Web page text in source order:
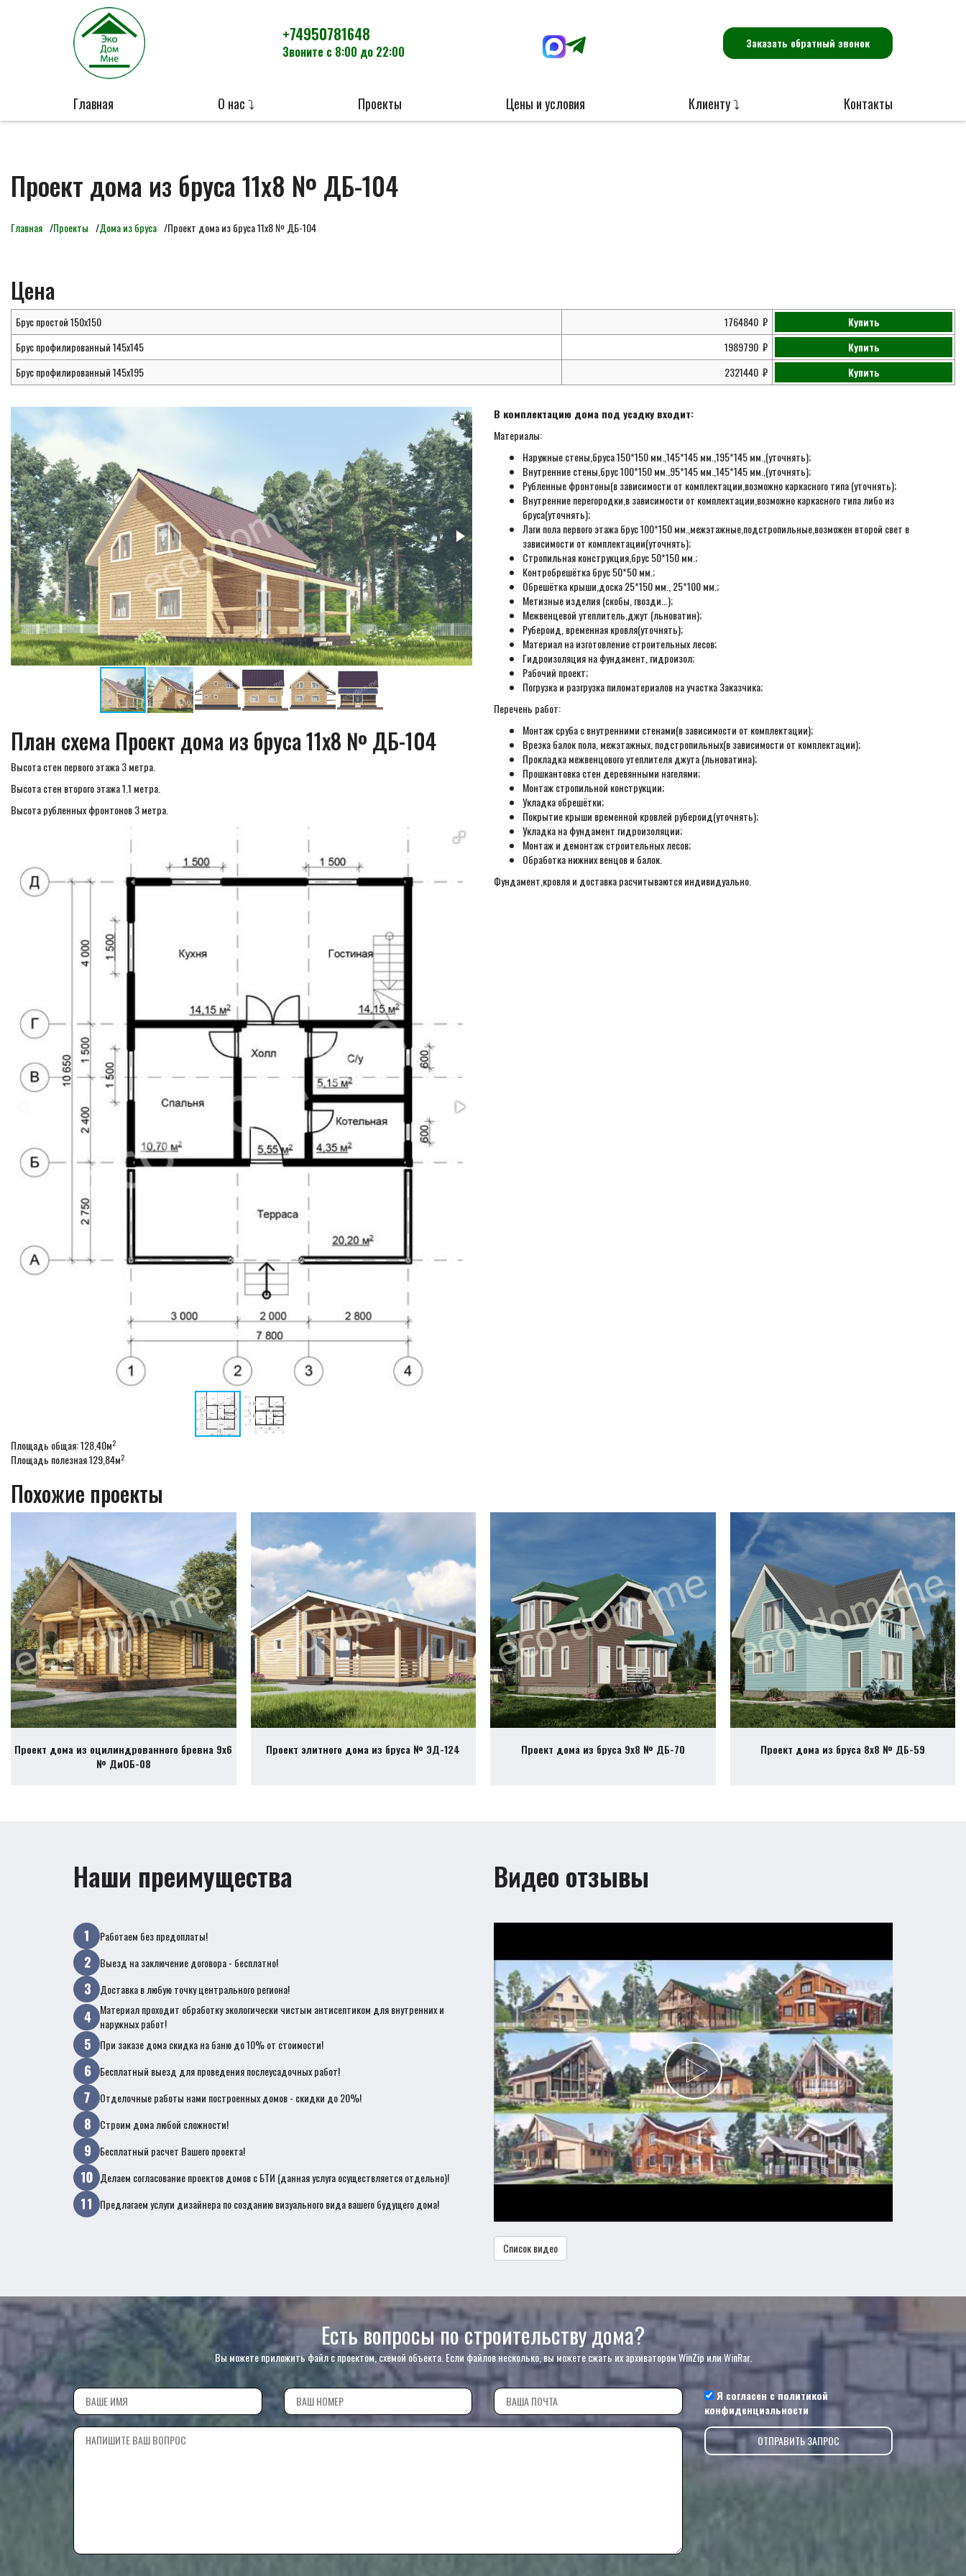
+74950781648
Звоните с 8:00 до 22:00
Заказать обратный звонок
Главная О нас ⤵ Проекты Цены и условия Клиенту ⤵ Контакты
Проект дома из бруса 11х8 № ДБ-104
Главная Проекты Дома из бруса Проект дома из бруса 11х8 № ДБ-104
Цена
Брус простой 150х150 1764840
Купить
Брус профилированный 145х145
1989790
Купить
Брус профилированный 145х195
2321440 Купить
План схема Проект дома из бруса 11х8 № ДБ-104
Высота стен первого этажа 3 метра.
Высота стен второго этажа 1.1 метра.
Высота рубленных фронтонов 3 метра.
В комплектацию дома под усадку входит:
Материалы:
Наружные стены,бруса 150*150 мм.,145*145 мм.,195*145 мм.,(уточнять);
Внутренние стены,брус 100*150 мм.,95*145 мм.,145*145 мм.,(уточнять);
Рубленные фронтоны(в зависимости от комплектации,возможно каркасного типа (уточнять);
Внутренние перегородки,в зависимости от комплектации,возможно каркасного типа либо из
бруса(уточнять);
Лаги пола первого этажа брус 100*150 мм.,межэтажные,подстропильные,возможен второй свет в
зависимости от комплектации(уточнять);
Стропильная конструкция,брус 50*150 мм.;
Контробрешётка брус 50*50 мм.;
Обрешётка крыши,доска 25*150 мм., 25*100 мм.;
Метизные изделия (скобы, гвозди...);
Межвенцевой утеплитель,джут (льноватин);
Рубероид, временная кровля(уточнять);
Материал на изготовление строительных лесов;
Гидроизоляция на фундамент, гидроизол;
Рабочий проект;
Погрузка и разгрузка пиломатериалов на участка Заказчика;
Перечень работ:
Монтаж сруба с внутренними стенами(в зависимости от комплектации);
Врезка балок пола, межэтажных, подстропильных(в зависимости от комплектации);
Прокладка межвенцового утеплителя джута (льноватина);
Прошкантовка стен деревянными нагелями;
Монтаж стропильной конструкции;
Укладка обрешётки;
Покрытие крыши временной кровлей рубероид(уточнять);
Укладка на фундамент гидроизоляции;
Монтаж и демонтаж строительных лесов;
Обработка нижних венцов и балок.
Фундамент,кровля и доставка расчитываются индивидуально.
Площадь общая: 128,40м2
Площадь полезная 129,84м2
Похожие проекты
Проект дома из оцилиндрованного бревна 9х6
№ ДиОБ-08
Проект элитного дома из бруса № ЭД-124 Проект дома из бруса 9х8 № ДБ-70 Проект дома из бруса 8х8 № ДБ-59
Наши преимущества
Работаем без предоплаты!
Выезд на заключение договора - бесплатно!
Доставка в любую точку центрального региона!
Материал проходит обработку экологически чистым антисептиком для внутренних и
наружных работ!
При заказе дома скидка на баню до 10% от стоимости!
Бесплатный выезд для проведения послеусадочных работ!
Отделочные работы нами построенных домов - скидки до 20%!
Строим дома любой сложности!
Бесплатный расчет Вашего проекта!
Делаем согласование проектов домов с БТИ (данная услуга осуществляется отдельно)!
Предлагаем услуги дизайнера по созданию визуального вида вашего будущего дома!
Видео отзывы
Список видео
Есть вопросы по строительству дома?
Вы можете приложить файл с проектом, схемой объекта. Если файлов несколько, вы можете сжать их архиватором WinZip или WinRar.
Я согласен сполитикой
конфиденциальности